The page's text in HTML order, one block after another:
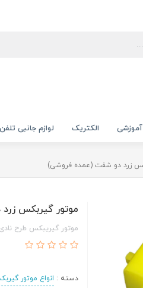
الکتریک لوازم جانبی تلفن
زرد دو شفت (عمده فروشی)
موتور گیربکس
موتور گیریبکس طرح
دسته : انواع موتور